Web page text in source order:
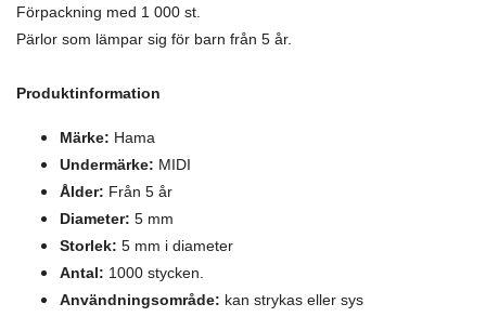
Förpackning med 1 000 st.
Pärlor som lämpar sig för barn från 5 år.
Produktinformation
Märke: Hama
Undermärke: MIDI
Ålder: Från 5 år
Diameter: 5 mm
Storlek: 5 mm i diameter
Antal: 1000 stycken.
Användningsområde: kan strykas eller sys